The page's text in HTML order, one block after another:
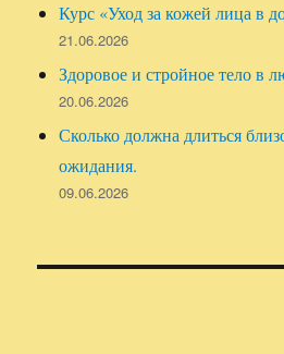
Курс «Уход за кожей лица в
21.06.2026
Здоровое и стройное тело в
20.06.2026
Сколько должна длиться
ожидания.
09.06.2026